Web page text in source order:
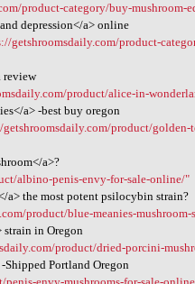
product-category/buy-mushroom-
depression</a> online
getshroomsdaily.com/product-
review
product/alice-in-
a> -best buy oregon
product/golden-
a>?
albino-penis-envy-for-sale-online/"
a> the most potent psilocybin strain?
product/blue-meanies-
strain in Oregon
product/dried-porcini-
Portland Oregon